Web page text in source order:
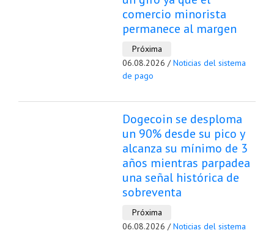
comercio minorista
permanece al margen
Próxima
06.08.2026 /Noticias del sistema
de pago
Dogecoin se desploma
un 90% desde su pico y
alcanza su mínimo de 3
años mientras parpadea
una señal histórica de
sobreventa
Próxima
06.08.2026 /Noticias del sistema